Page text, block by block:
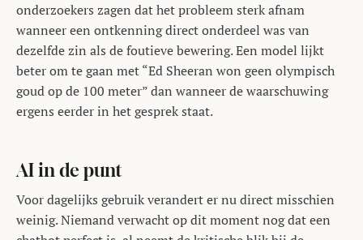
onderzoekers zagen dat het probleem sterk afnam
wanneer een ontkenning direct onderdeel was van
dezelfde zin als de foutieve bewering. Een model lijkt
beter om te gaan met “Ed Sheeran won geen olympisch
goud op de 100 meter” dan wanneer de waarschuwing
ergens eerder in het gesprek staat.
AI in de punt
Voor dagelijks gebruik verandert er nu direct misschien
weinig. Niemand verwacht op dit moment nog dat een